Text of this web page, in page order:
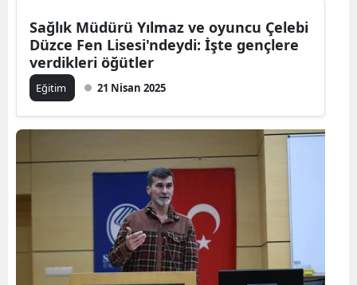
Sağlık Müdürü Yılmaz ve oyuncu Çelebi
Düzce Fen Lisesi'ndeydi: İşte gençlere
verdikleri öğütler
Eğitim 21 Nisan 2025